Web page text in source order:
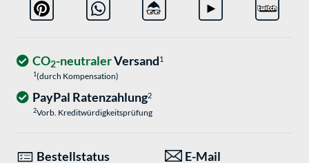
CO2-neutralerVersand1
1(durch Kompensation)
PayPal Ratenzahlung2
2Vorb. Kreditwürdigkeitsprüfung
Bestellstatus
E-Mail